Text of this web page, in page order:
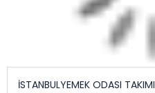
İSTANBULYEMEK ODASI TAKIMI